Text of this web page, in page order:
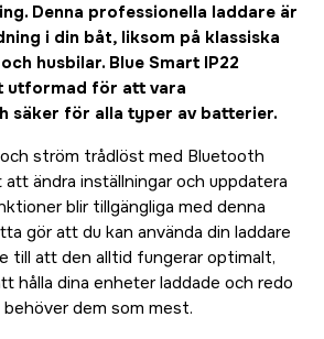
Denna professionella laddare är
i din båt, liksom på klassiska
husbilar. Blue Smart IP22
utformad för att vara
säker för alla typer av batterier.
ström trådlöst med Bluetooth
ändra inställningar och uppdatera
blir tillgängliga med denna
gör att du kan använda din laddare
till att den alltid fungerar optimalt,
hålla dina enheter laddade och redo
dem som mest.